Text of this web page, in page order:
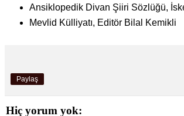
Ansiklopedik Divan Şiiri Sözlüğü,
Mevlid Külliyatı, Editör Bilal Kemikli
Paylaş
Hiç yorum yok: